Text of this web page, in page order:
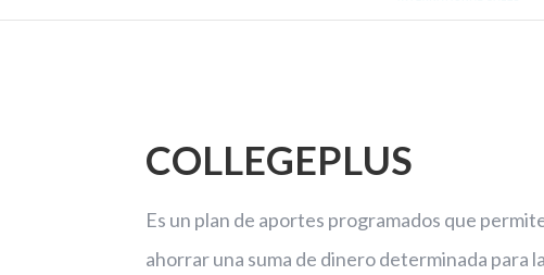
COLLEGEPLUS
Es un plan de aportes programados que
ahorrar una suma de dinero determinada para